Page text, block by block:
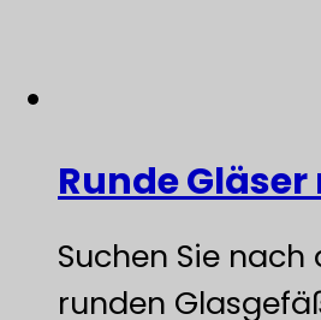
Runde
Suchen Sie
runden